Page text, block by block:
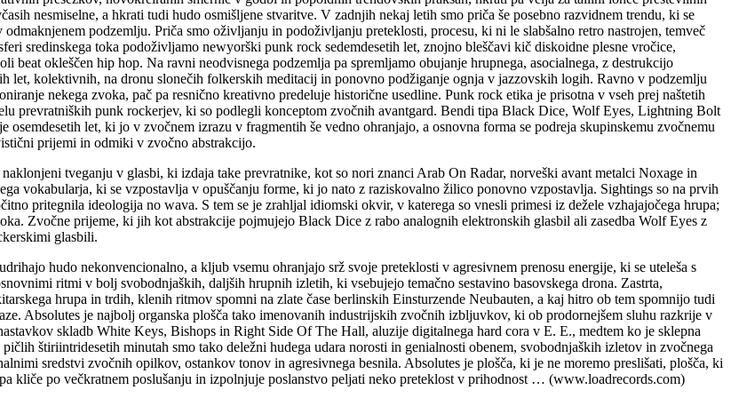
nesmiselne, a hkrati tudi hudo osmišljene stvaritve. V zadnjih nekaj letih smo priča še posebno razvidnem trendu, ki se
podzemlju. Priča smo oživljanju in podoživljanju preteklosti, procesu, ki ni le slabšalno retro nastrojen, temveč
sredinskega toka podoživljamo newyorški punk rock sedemdesetih let, znojno bleščavi kič diskoidne plesne vročice,
beat okleščen hip hop. Na ravni neodvisnega podzemlja pa spremljamo obujanje hrupnega, asocialnega, z destrukcijo
let, kolektivnih, na dronu slonečih folkerskih meditacij in ponovno podžiganje ognja v jazzovskih logih. Ravno v podzemlju
nekega zvoka, pač pa resnično kreativno predeluje historične usedline. Punk rock etika je prisotna v vseh prej naštetih
prevratniških punk rockerjev, ki so podlegli konceptom zvočnih avantgard. Bendi tipa Black Dice, Wolf Eyes, Lightning Bolt
let, ki jo v zvočnem izrazu v fragmentih še vedno ohranjajo, a osnovna forma se podreja skupinskemu zvočnemu
prijemi in odmiki v zvočno abstrakcijo.
tveganju v glasbi, ki izdaja take prevratnike, kot so nori znanci Arab On Radar, norveški avant metalci Noxage in
vokabularja, ki se vzpostavlja v opuščanju forme, ki jo nato z raziskovalno žilico ponovno vzpostavlja. Sightings so na prvih
pritegnila ideologija no wava. S tem se je zrahljal idiomski okvir, v katerega so vnesli primesi iz dežele vzhajajočega hrupa;
Zvočne prijeme, ki jih kot abstrakcije pojmujejo Black Dice z rabo analognih elektronskih glasbil ali zasedba Wolf Eyes z
glasbili.
hudo nekonvencionalno, a kljub vsemu ohranjajo srž svoje preteklosti v agresivnem prenosu energije, ki se uteleša s
ritmi v bolj svobodnjaških, daljših hrupnih izletih, ki vsebujejo temačno sestavino basovskega drona. Zastrta,
hrupa in trdih, klenih ritmov spomni na zlate čase berlinskih Einsturzende Neubauten, a kaj hitro ob tem spomnijo tudi
Absolutes je najbolj organska plošča tako imenovanih industrijskih zvočnih izbljuvkov, ki ob prodornejšem sluhu razkrije v
skladb White Keys, Bishops in Right Side Of The Hall, aluzije digitalnega hard cora v E. E., medtem ko je sklepna
štiriintridesetih minutah smo tako deležni hudega udara norosti in genialnosti obenem, svobodnjaških izletov in zvočnega
sredstvi zvočnih opilkov, ostankov tonov in agresivnega besnila. Absolutes je plošča, ki je ne moremo preslišati, plošča, ki
kliče po večkratnem poslušanju in izpolnjuje poslanstvo peljati neko preteklost v prihodnost … (www.loadrecords.com)